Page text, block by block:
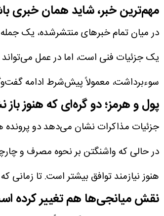
مهم‌ترین خبر، شاید همان خبری
در میان تمام خبرهای منتشرشده، یک جمله
یک جزئیات فنی است، اما در عمل می‌تواند
سوءبرداشت، معمولاً پیش‌شرط ادامه
پول و هرمز؛ دو گره‌ای که هنوز باز
جزئیات مذاکرات نشان می‌دهد دو پرونده
در حالی که واشنگتن بر نحوه مصرف و
هنوز نیازمند توافق بیشتر است.تا زمانی
نقش میانجی‌ها هم تغییر کرده